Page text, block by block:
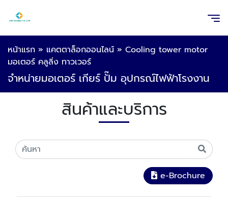
หน้าแรก » แคตตาล็อกออนไลน์ » Cooling tower motor
มอเตอร์ คลูลิ่ง ทาวเวอร์
จำหน่ายมอเตอร์ เกียร์ ปั๊ม อุปกรณ์ไฟฟ้าโรงงาน
สินค้าและบริการ
e-Brochure